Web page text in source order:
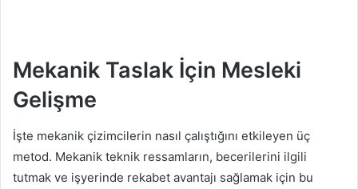
Mekanik Taslak İçin Mesleki
Gelişme
İşte mekanik çizimcilerin nasıl çalıştığını etkileyen üç
metod. Mekanik teknik ressamların, becerilerini ilgili
tutmak ve işyerinde rekabet avantajı sağlamak için bu